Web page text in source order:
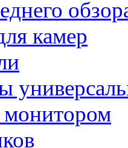
камер
монитором